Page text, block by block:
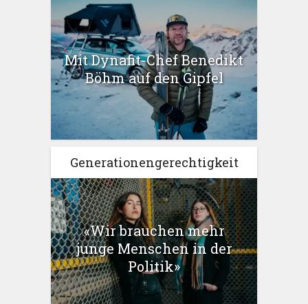
Mit Dynafit-Chef Benedikt
Böhm auf den Gipfel
Generationengerechtigkeit
«Wir brauchen mehr
junge Menschen in der
Politik»